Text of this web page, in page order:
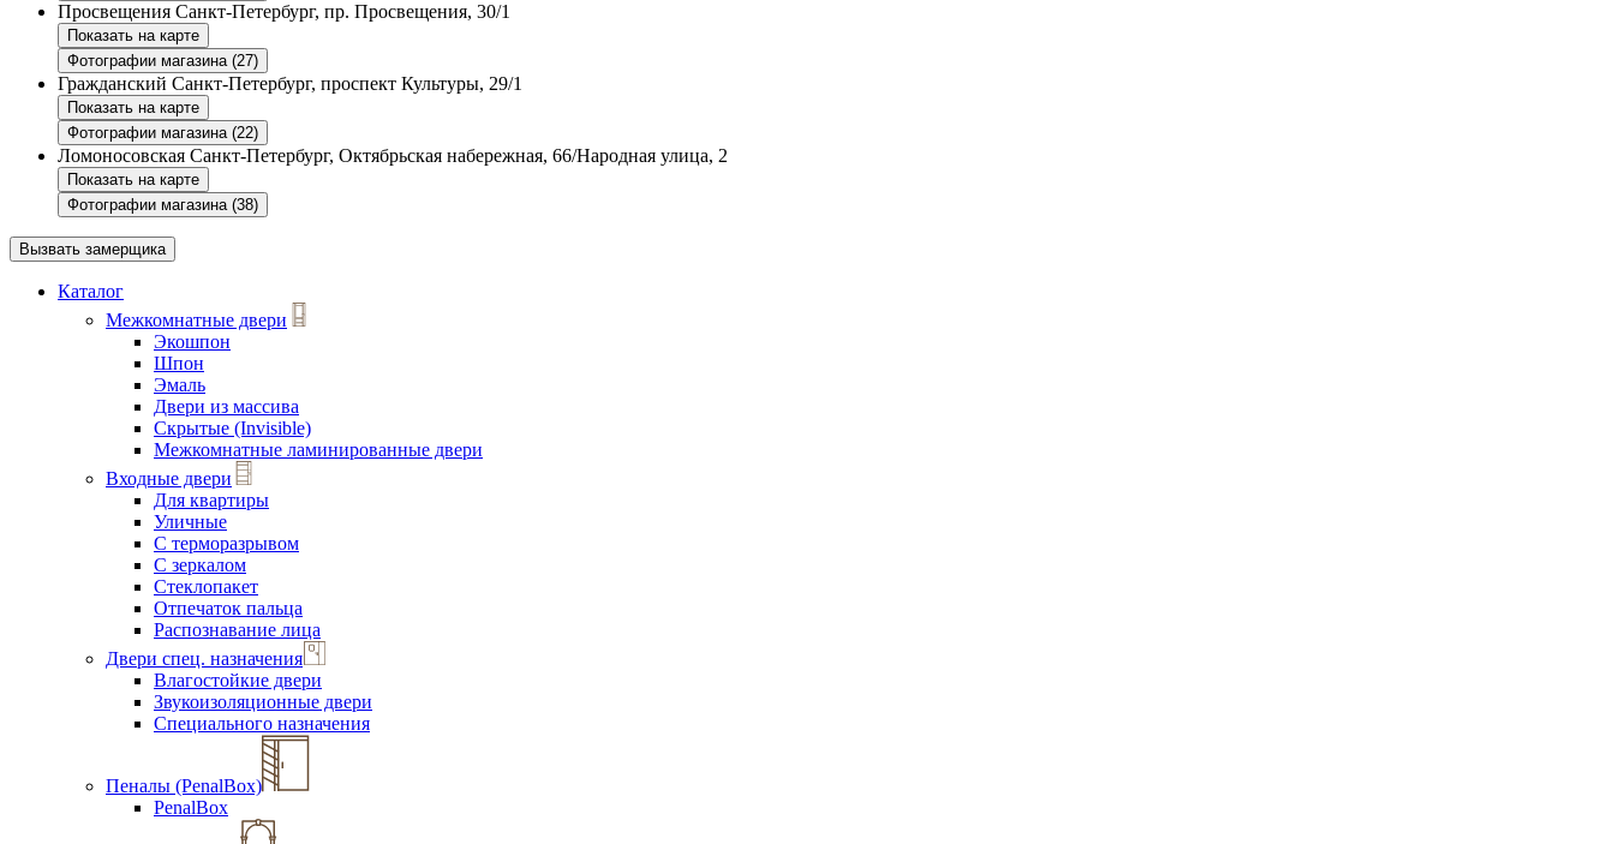
Просвещения Санкт-Петербург, пр. Просвещения, 30/1
Показать на карте
Фотографии магазина (27)
Гражданский Санкт-Петербург, проспект Культуры, 29/1
Показать на карте
Фотографии магазина (22)
Ломоносовская Санкт-Петербург, Октябрьская набережная, 66/Народная улица, 2
Показать на карте
Фотографии магазина (38)
Вызвать замерщика
Каталог
Межкомнатные двери
Экошпон
Шпон
Эмаль
Двери из массива
Скрытые (Invisible)
Межкомнатные ламинированные двери
Входные двери
Для квартиры
Уличные
С терморазрывом
С зеркалом
Стеклопакет
Отпечаток пальца
Распознавание лица
Двери спец. назначения
Влагостойкие двери
Звукоизоляционные двери
Специального назначения
Пеналы (PenalBox)
PenalBox